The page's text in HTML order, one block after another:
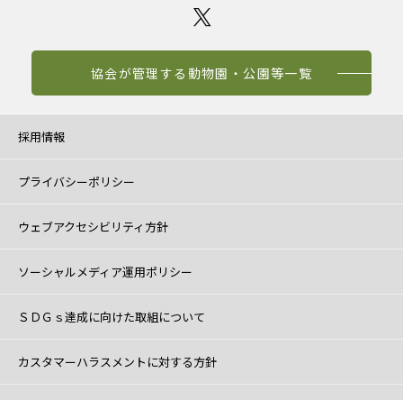
協会が管理する動物園・公園等一覧
採用情報
プライバシーポリシー
ウェブアクセシビリティ方針
ソーシャルメディア運用ポリシー
ＳＤＧｓ達成に向けた取組について
カスタマーハラスメントに対する方針